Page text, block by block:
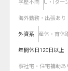
学歴不問 U・Iター
海外勤務・出張あり
外資系 産休・育休
年間休日120日以上
寮社宅・住宅補助あ